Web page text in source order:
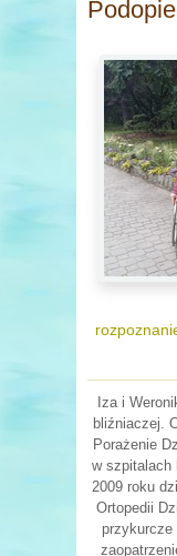
Iza i
bliźniaczej.
Porażenie
w szpitalach
2009 roku
Ortopedii
przykurcze